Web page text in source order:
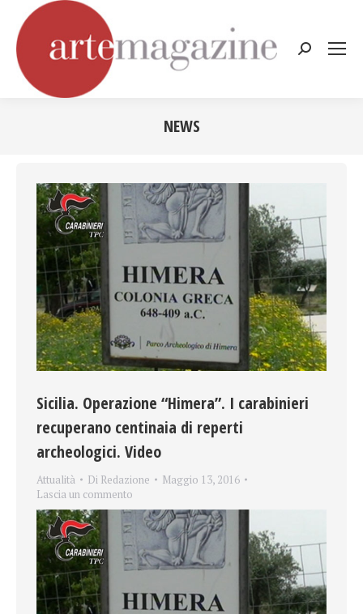
Cerca:
NEWS
Sicilia. Operazione “Himera”. I carabinieri
recuperano centinaia di reperti
archeologici. Video
Attualità Di Redazione
Maggio 13, 2016
Lascia un commento